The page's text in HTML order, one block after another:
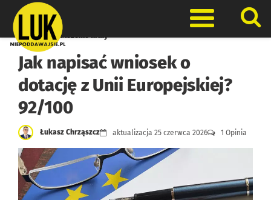
content
Otwórz
Dotacje na założenie firmy
Jak napisać wniosek o
dotację z Unii Europejskiej?
92/100
aktualizacja 25 czerwca 2026
Łukasz Chrząszcz 1 Opinia